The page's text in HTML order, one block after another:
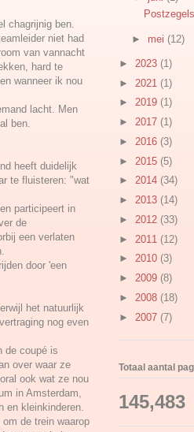
chagrijnig ben.
niet had
van vannacht
hard te
wanneer ik nou
lacht. Men
ben.
heeft duidelijk
te fluisteren: "wat
participeert in
de
een verlaten
door 'een
het natuurlijk
nog even
de coupé is
over waar ze
ook wat ze nou
in Amsterdam,
en kleinkinderen.
de trein waarop
► mei (12)
► 2023 (1)
► 2021 (1)
► 2019 (1)
► 2017 (1)
► 2016 (3)
► 2015 (5)
► 2014 (34)
► 2013 (14)
► 2012 (33)
► 2011 (12)
► 2010 (3)
► 2009 (8)
► 2008 (18)
► 2007 (7)
Totaal aantal
145,483